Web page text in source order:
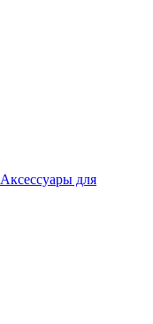
Аксессуары для